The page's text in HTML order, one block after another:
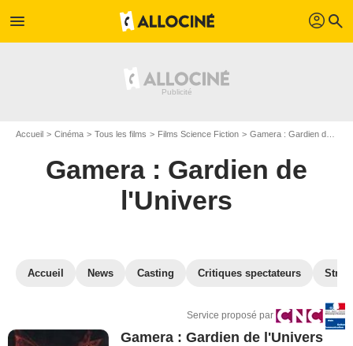
menu profil search
Accueil Cinéma Tous les films Films Science Fiction Gamera : Gardien de l'Univers
Gamera : Gardien de
l'Univers
Accueil News Casting Critiques spectateurs
Service proposé par
Gamera : Gardien de l'Univers